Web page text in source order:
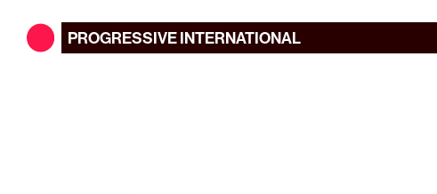
PROGRESSIVEINTERNATIONAL